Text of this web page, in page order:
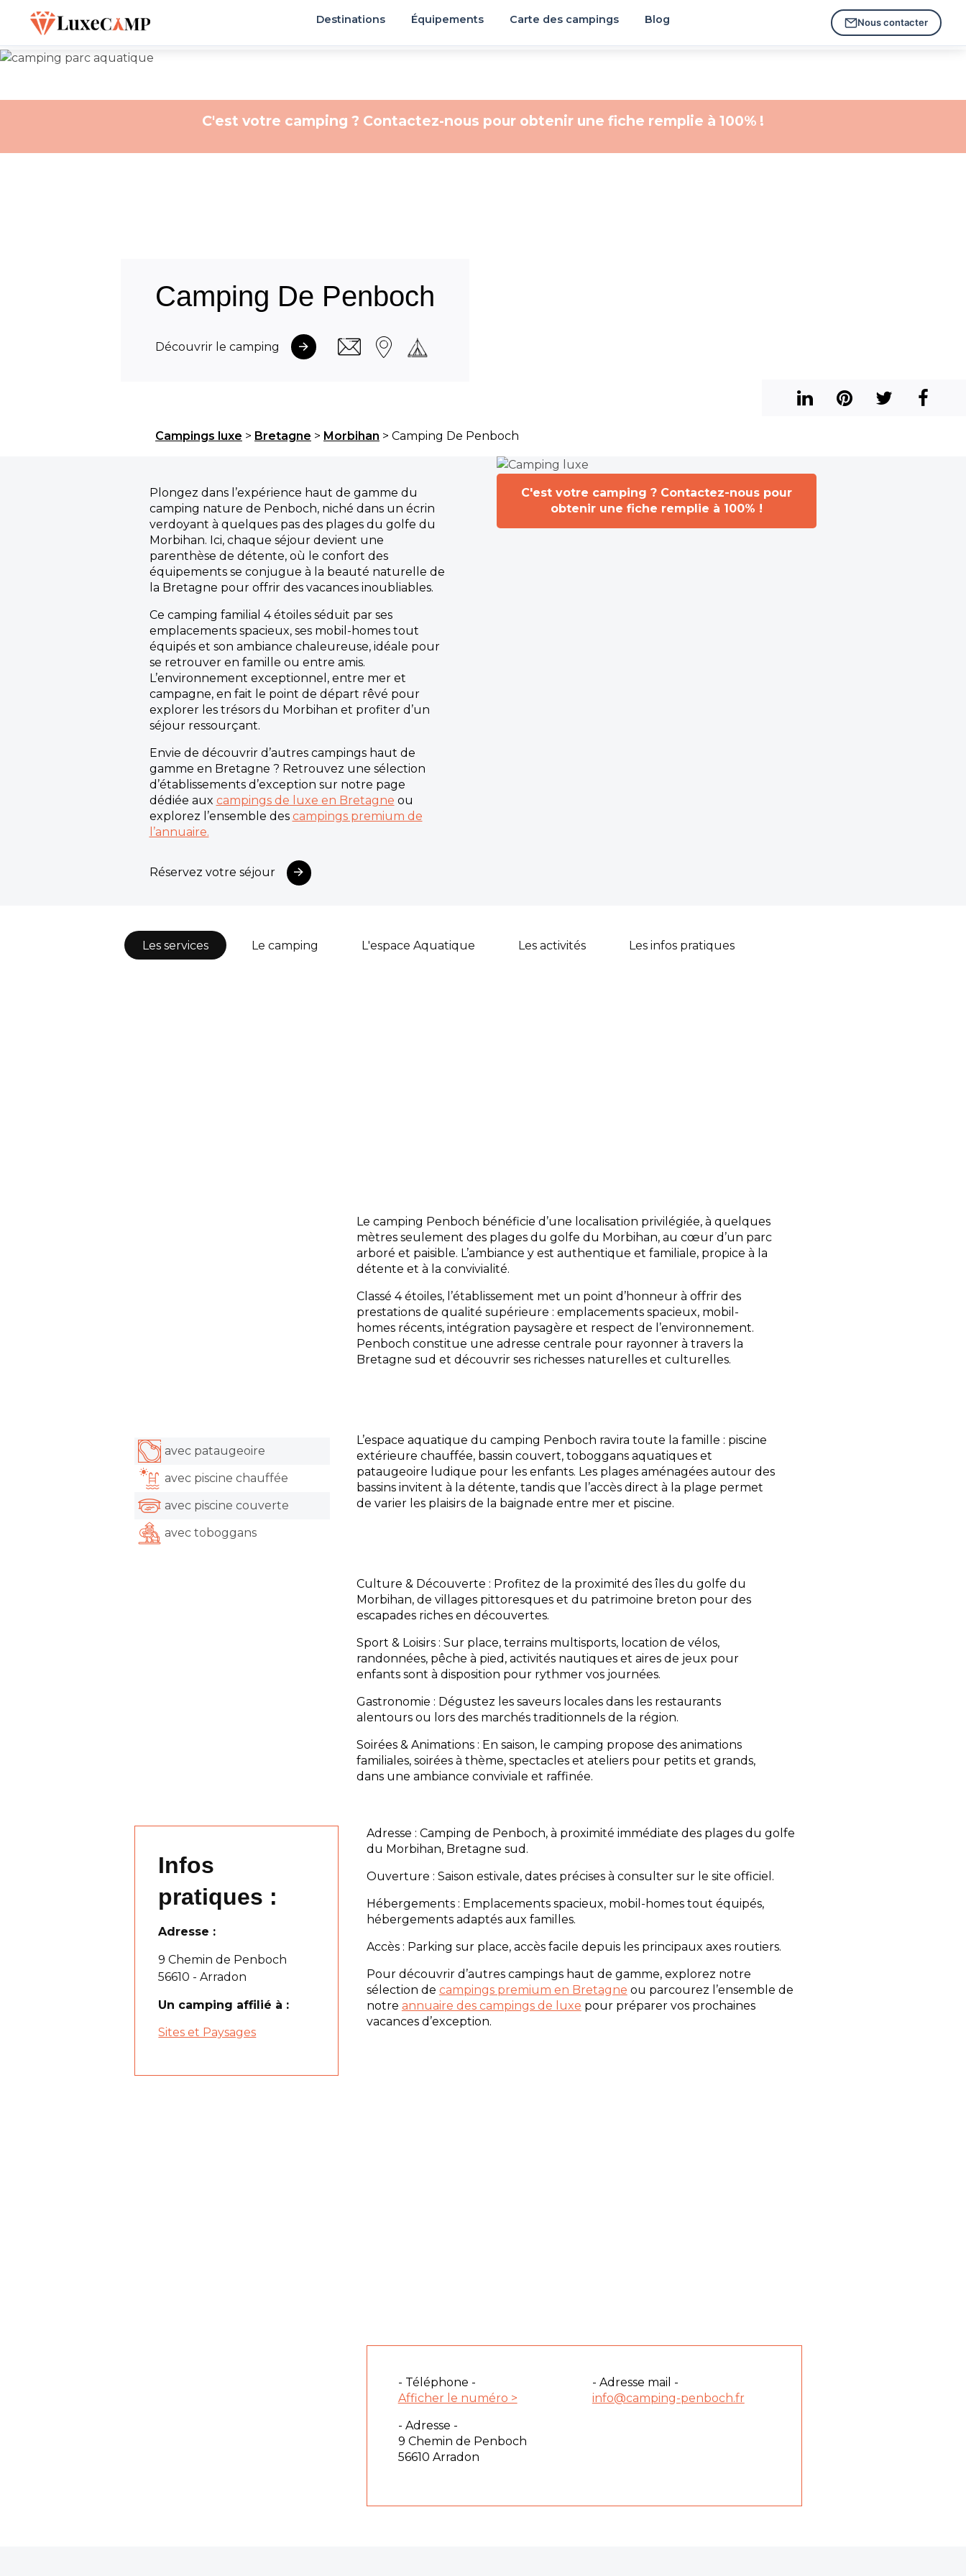
Destinations Équipements Carte des campings Blog Nous contacter
C'est votre camping ? Contactez-nous pour obtenir une fiche remplie à 100% !
Camping De Penboch
Découvrir le camping
Campings luxe > Bretagne > Morbihan > Camping De Penboch
Plongez dans l’expérience haut de gamme du
camping nature de Penboch, niché dans un écrin
verdoyant à quelques pas des plages du golfe du
Morbihan. Ici, chaque séjour devient une
parenthèse de détente, où le confort des
équipements se conjugue à la beauté naturelle de
la Bretagne pour offrir des vacances inoubliables.
Ce camping familial 4 étoiles séduit par ses
emplacements spacieux, ses mobil-homes tout
équipés et son ambiance chaleureuse, idéale pour
se retrouver en famille ou entre amis.
L’environnement exceptionnel, entre mer et
campagne, en fait le point de départ rêvé pour
explorer les trésors du Morbihan et profiter d’un
séjour ressourçant.
Envie de découvrir d’autres campings haut de
gamme en Bretagne ? Retrouvez une sélection
d’établissements d’exception sur notre page
dédiée aux campings de luxe en Bretagne ou
explorez l’ensemble des campings premium de
l’annuaire.
Réservez votre séjour
C'est votre camping ? Contactez-nous pour
obtenir une fiche remplie à 100% !
Les services Le camping L'espace Aquatique Les activités Les infos pratiques
Le camping Penboch bénéficie d’une localisation privilégiée, à quelques
mètres seulement des plages du golfe du Morbihan, au cœur d’un parc
arboré et paisible. L’ambiance y est authentique et familiale, propice à la
détente et à la convivialité.
Classé 4 étoiles, l’établissement met un point d’honneur à offrir des
prestations de qualité supérieure : emplacements spacieux, mobil-
homes récents, intégration paysagère et respect de l’environnement.
Penboch constitue une adresse centrale pour rayonner à travers la
Bretagne sud et découvrir ses richesses naturelles et culturelles.
avec pataugeoire
avec piscine chauffée
avec piscine couverte
avec toboggans
L’espace aquatique du camping Penboch ravira toute la famille : piscine
extérieure chauffée, bassin couvert, toboggans aquatiques et
pataugeoire ludique pour les enfants. Les plages aménagées autour des
bassins invitent à la détente, tandis que l’accès direct à la plage permet
de varier les plaisirs de la baignade entre mer et piscine.
Culture & Découverte : Profitez de la proximité des îles du golfe du
Morbihan, de villages pittoresques et du patrimoine breton pour des
escapades riches en découvertes.
Sport & Loisirs : Sur place, terrains multisports, location de vélos,
randonnées, pêche à pied, activités nautiques et aires de jeux pour
enfants sont à disposition pour rythmer vos journées.
Gastronomie : Dégustez les saveurs locales dans les restaurants
alentours ou lors des marchés traditionnels de la région.
Soirées & Animations : En saison, le camping propose des animations
familiales, soirées à thème, spectacles et ateliers pour petits et grands,
dans une ambiance conviviale et raffinée.
Infos
pratiques :
Adresse :
9 Chemin de Penboch
56610 - Arradon
Un camping affilié à :
Sites et Paysages
Adresse : Camping de Penboch, à proximité immédiate des plages du golfe
du Morbihan, Bretagne sud.
Ouverture : Saison estivale, dates précises à consulter sur le site officiel.
Hébergements : Emplacements spacieux, mobil-homes tout équipés,
hébergements adaptés aux familles.
Accès : Parking sur place, accès facile depuis les principaux axes routiers.
Pour découvrir d’autres campings haut de gamme, explorez notre
sélection de campings premium en Bretagne ou parcourez l’ensemble de
notre annuaire des campings de luxe pour préparer vos prochaines
vacances d’exception.
- Téléphone -
Afficher le numéro >
- Adresse -
9 Chemin de Penboch
56610 Arradon
- Adresse mail -
info@camping-penboch.fr